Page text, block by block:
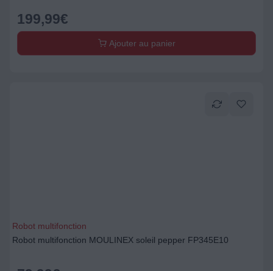
199,99€
Ajouter au panier
Robot multifonction
Robot multifonction MOULINEX soleil pepper FP345E10